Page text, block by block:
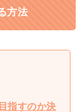
方法
指すのか決